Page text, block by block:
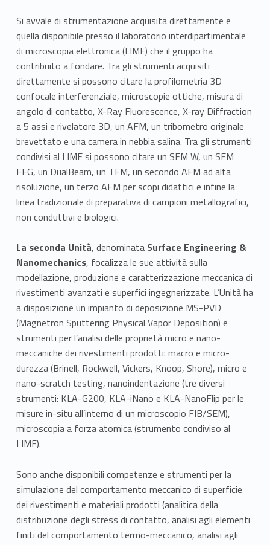
S
c
i
e
n
z
a
e
T
e
c
n
o
l
o
g
i
a
d
e
i
Si avvale di strumentazione acquisita direttamente e
quella disponibile presso il laboratorio interdipartimentale
di microscopia elettronica (LIME) che il gruppo ha
contribuito a fondare. Tra gli strumenti acquisiti
direttamente si possono citare la profilometria 3D
confocale interferenziale, microscopie ottiche, misura di
angolo di contatto, X-Ray Fluorescence, X-ray Diffraction
a 5 assi e rivelatore 3D, un AFM, un tribometro originale
brevettato e una camera in nebbia salina. Tra gli strumenti
condivisi al LIME si possono citare un SEM W, un SEM
FEG, un DualBeam, un TEM, un secondo AFM ad alta
risoluzione, un terzo AFM per scopi didattici e infine la
linea tradizionale di preparativa di campioni metallografici,
non conduttivi e biologici.
La seconda Unità, denominata Surface Engineering &
Nanomechanics, focalizza le sue attività sulla
modellazione, produzione e caratterizzazione meccanica di
rivestimenti avanzati e superfici ingegnerizzate. L’Unità ha
a disposizione un impianto di deposizione MS-PVD
(Magnetron Sputtering Physical Vapor Deposition) e
strumenti per l’analisi delle proprietà micro e nano-
meccaniche dei rivestimenti prodotti: macro e micro-
durezza (Brinell, Rockwell, Vickers, Knoop, Shore), micro e
nano-scratch testing, nanoindentazione (tre diversi
strumenti: KLA-G200, KLA-iNano e KLA-NanoFlip per le
misure in-situ all’interno di un microscopio FIB/SEM),
microscopia a forza atomica (strumento condiviso al
LIME).
Sono anche disponibili competenze e strumenti per la
simulazione del comportamento meccanico di superficie
dei rivestimenti e materiali prodotti (analitica della
distribuzione degli stress di contatto, analisi agli elementi
finiti del comportamento termo-meccanico, analisi agli